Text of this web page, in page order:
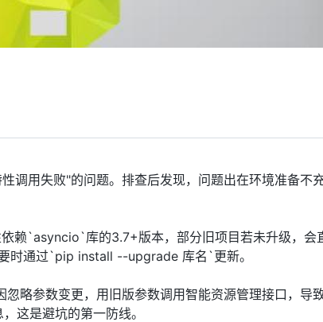
调用失败"的问题。排查后发现，问题出在环境准备
赖`asyncio`库的3.7+版本，部分旧项目若未升级，会
时通过`pip install --upgrade 库名`更新。
略参数变更，用旧版参数调用智能资源管理接口，导
这是避坑的第一防线。